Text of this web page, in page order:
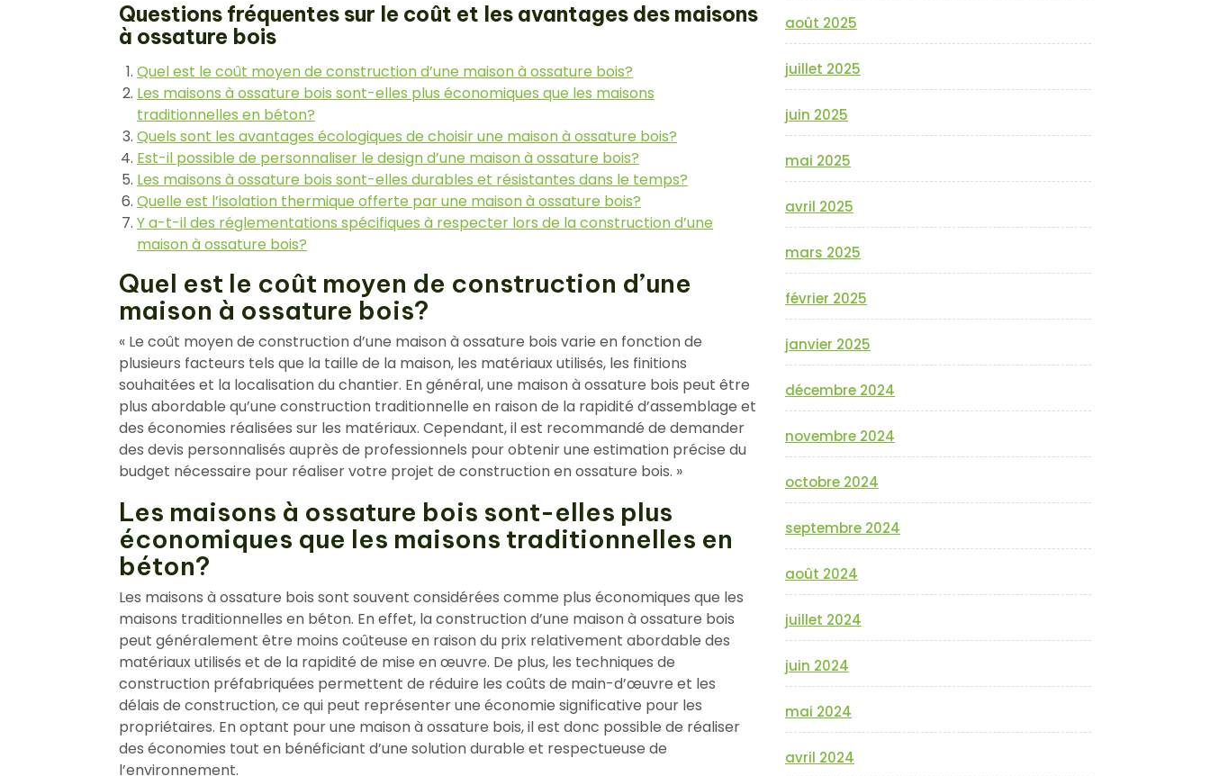
Questions fréquentes sur le coût et les avantages des maisons
à ossature bois
Quel est le coût moyen de construction d’une maison à ossature bois?
Les maisons à ossature bois sont-elles plus économiques que les maisons
traditionnelles en béton?
Quels sont les avantages écologiques de choisir une maison à ossature bois?
Est-il possible de personnaliser le design d’une maison à ossature bois?
Les maisons à ossature bois sont-elles durables et résistantes dans le temps?
Quelle est l’isolation thermique offerte par une maison à ossature bois?
Y a-t-il des réglementations spécifiques à respecter lors de la construction d’une
maison à ossature bois?
Quel est le coût moyen de construction d’une
maison à ossature bois?
« Le coût moyen de construction d’une maison à ossature bois varie en fonction de
plusieurs facteurs tels que la taille de la maison, les matériaux utilisés, les finitions
souhaitées et la localisation du chantier. En général, une maison à ossature bois peut être
plus abordable qu’une construction traditionnelle en raison de la rapidité d’assemblage et
des économies réalisées sur les matériaux. Cependant, il est recommandé de demander
des devis personnalisés auprès de professionnels pour obtenir une estimation précise du
budget nécessaire pour réaliser votre projet de construction en ossature bois. »
Les maisons à ossature bois sont-elles plus
économiques que les maisons traditionnelles en
béton?
Les maisons à ossature bois sont souvent considérées comme plus économiques que les
maisons traditionnelles en béton. En effet, la construction d’une maison à ossature bois
peut généralement être moins coûteuse en raison du prix relativement abordable des
matériaux utilisés et de la rapidité de mise en œuvre. De plus, les techniques de
construction préfabriquées permettent de réduire les coûts de main-d’œuvre et les
délais de construction, ce qui peut représenter une économie significative pour les
propriétaires. En optant pour une maison à ossature bois, il est donc possible de réaliser
des économies tout en bénéficiant d’une solution durable et respectueuse de
l’environnement.
août 2025
juillet 2025
juin 2025
mai 2025
avril 2025
mars 2025
février 2025
janvier 2025
décembre 2024
novembre 2024
octobre 2024
septembre 2024
août 2024
juillet 2024
juin 2024
mai 2024
avril 2024